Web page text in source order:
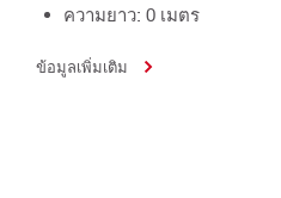
ความยาว: 0 เมตร
ข้อมูลเพิ่มเติม